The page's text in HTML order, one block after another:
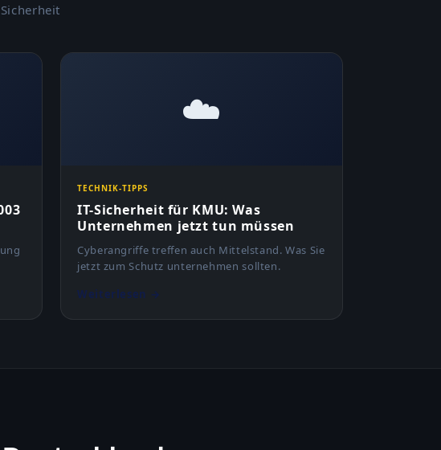
☁️
TECHNIK-TIPPS
IT-Sicherheit für KMU: Was
Unternehmen jetzt tun müssen
Cyberangriffe treffen auch Mittelstand. Was Sie
jetzt zum Schutz unternehmen sollten.
Weiterlesen →